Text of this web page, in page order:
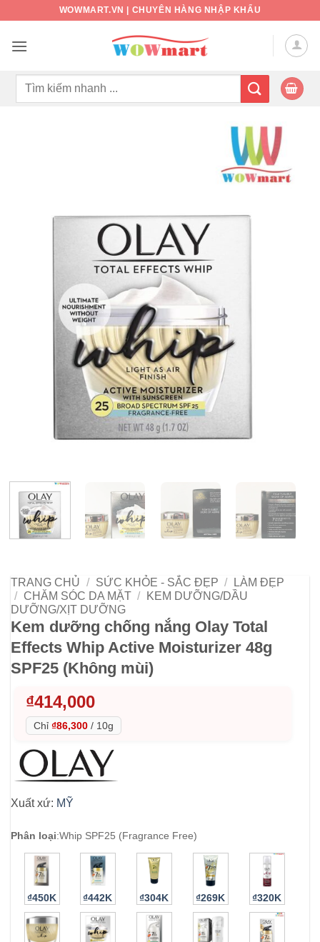
nội
WOWMART.VN | CHUYÊN HÀNG NHẬP KHẨU
Tìm
TRANG CHỦ / SỨC KHỎE - SẮC ĐẸP /
LÀM ĐẸP
/
CHĂM SÓC DA MẶT /
KEM DƯỠNG/DẦU
DƯỠNG/XỊT DƯỠNG
Kem dưỡng chống nắng Olay Total
Effects Whip Active Moisturizer 48g
SPF25 (Không mùi)
₫414,000
Chỉ ₫86,300 / 10g
Xuất xứ: MỸ
Phân loại:Whip SPF25 (Fragrance Free)
₫450K ₫442K ₫304K ₫269K ₫320K